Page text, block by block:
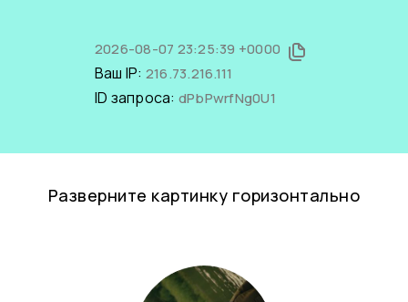
2026-08-07 23:25:39 +0000
Ваш IP: 216.73.216.111
ID запроса: dPbPwrfNg0U1
Разверните картинку горизонтально